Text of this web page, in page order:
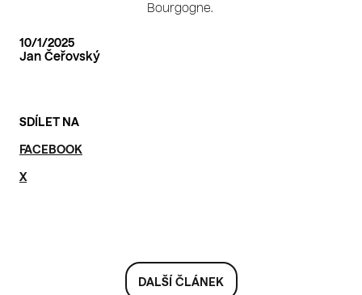
Bourgogne.
10/1/2025
Jan Čeřovský
SDÍLET NA
FACEBOOK
X
DALŠÍ ČLÁNEK